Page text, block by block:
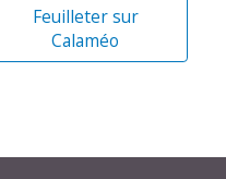
Feuilleter sur
Calaméo